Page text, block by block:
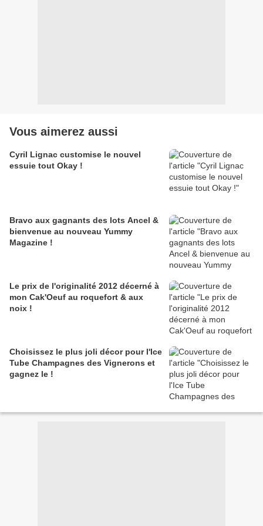
Vous aimerez aussi
Cyril Lignac customise le nouvel
essuie tout Okay !
Bravo aux gagnants des lots Ancel &
bienvenue au nouveau Yummy
Magazine !
Le prix de l'originalité 2012 décerné à
mon Cak'Oeuf au roquefort & aux
noix !
Choisissez le plus joli décor pour l'Ice
Tube Champagnes des Vignerons et
gagnez le !